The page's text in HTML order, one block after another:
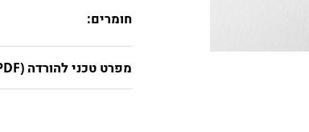
חומרים:
מפרט טכני להורדה (PDF)